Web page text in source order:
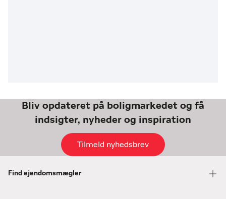
Bliv opdateret på boligmarkedet og få
indsigter, nyheder og inspiration
Tilmeld nyhedsbrev
Find ejendomsmægler